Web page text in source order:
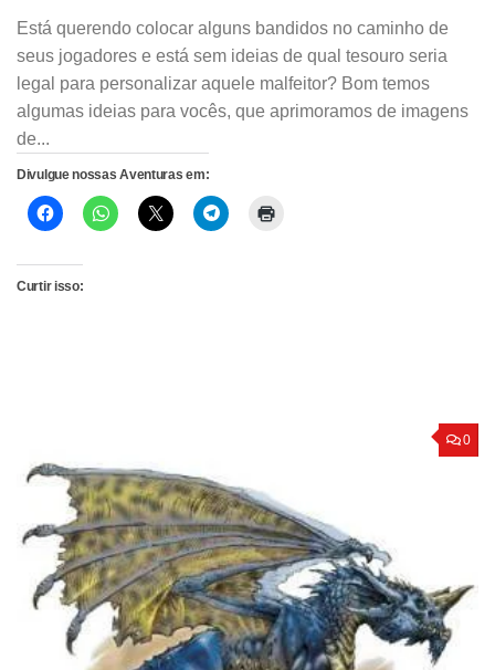
Está querendo colocar alguns bandidos no caminho de
seus jogadores e está sem ideias de qual tesouro seria
legal para personalizar aquele malfeitor? Bom temos
algumas ideias para vocês, que aprimoramos de imagens
de...
Divulgue nossas Aventuras em:
Curtir isso:
0